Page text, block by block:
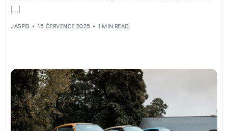
[…]
JASPIS 15. ČERVENCE 2025 1 MIN READ